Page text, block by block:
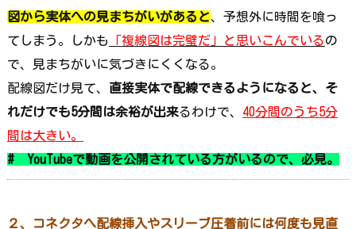
図から実体への見まちがいがあると、予想外に時間を喰っ
てしまう。しかも
「複線図は完璧だ」と思いこんでいるの
で、見まちがいに気づきにくくなる。
配線図だけ見て、 直接実体で配線できるようになると、そ
れだけでも5分間は余裕が出来るわけで、 40分間のうち5分
間は大きい。
# YouTubeで動画を公開されている方がいるので、必見。
２、コネクタへ配線挿入やスリーブ圧着前には何度も見直